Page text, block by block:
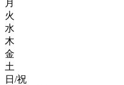
月
火
水
木
金
土
日/祝